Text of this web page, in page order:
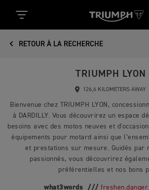
RETOUR À LA RECHERCHE
TRIUMPH LYON
126,6 KILOMETERS AWAY
Bienvenue chez TRIUMPH LYON,
à DARDILLY. Vous découvrirez un espace
besoins avec des motos neuves et
équipements pour motard ainsi que
et prestations sur mesure. Guidés par
passionnés, vous découvrirez
préférentielles et nos bons
what3words ///